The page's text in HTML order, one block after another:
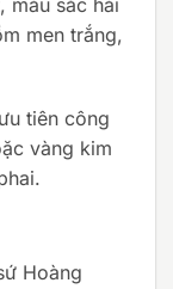
men trắng,
tiên công
vàng kim
Hoàng